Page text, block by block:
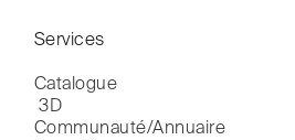
Services
Catalogue
3D
Communauté/Annuaire